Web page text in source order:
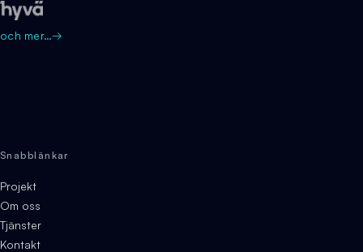
och mer…→
Snabblänkar
Projekt
Om oss
Tjänster
Kontakt